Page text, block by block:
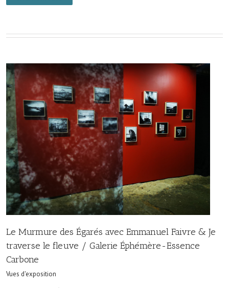
Le Murmure des Égarés avec Emmanuel Faivre & Je
traverse le fleuve / Galerie Éphémère-Essence
Carbone
Vues d'exposition